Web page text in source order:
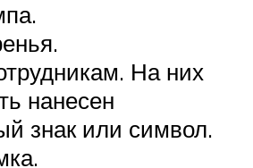
На них
нанесен
знак или символ.